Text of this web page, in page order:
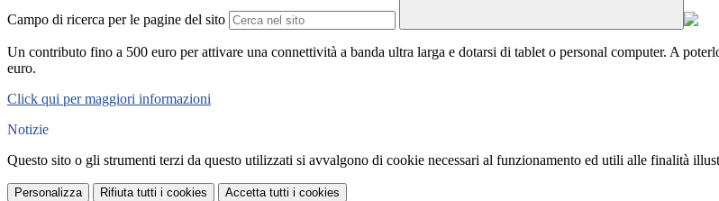
Campo di ricerca per le pagine del sito
Un contributo fino a 500 euro per attivare una connettività a banda ultra larga e dotarsi di tablet o personal computer. A
euro.
Click qui per maggiori informazioni
Notizie
Questo sito o gli strumenti terzi da questo utilizzati si avvalgono di cookie necessari al funzionamento ed utili alle finalità
Personalizza Rifiuta tutti i cookies Accetta tutti i cookies